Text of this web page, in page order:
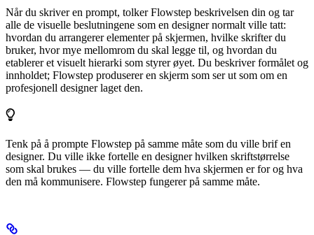
Når du skriver en prompt, tolker Flowstep beskrivelsen din og tar
alle de visuelle beslutningene som en designer normalt ville tatt:
hvordan du arrangerer elementer på skjermen, hvilke skrifter du
bruker, hvor mye mellomrom du skal legge til, og hvordan du
etablerer et visuelt hierarki som styrer øyet. Du beskriver formålet og
innholdet; Flowstep produserer en skjerm som ser ut som om en
profesjonell designer laget den.
Tenk på å prompte Flowstep på samme måte som du ville brif en
designer. Du ville ikke fortelle en designer hvilken skriftstørrelse
som skal brukes — du ville fortelle dem hva skjermen er for og hva
den må kommunisere. Flowstep fungerer på samme måte.